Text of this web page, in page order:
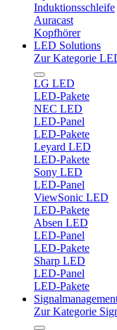
Induktionsschleife
Auracast
Kopfhörer
LED Solutions
Zur Kategorie
LG LED
LED-Pakete
NEC LED
LED-Panel
LED-Pakete
Leyard LED
LED-Pakete
Sony LED
LED-Panel
ViewSonic LED
LED-Pakete
Absen LED
LED-Panel
LED-Pakete
Sharp LED
LED-Panel
LED-Pakete
Zur Kategorie